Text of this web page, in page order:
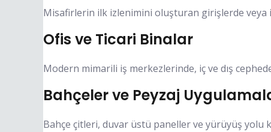
Misafirlerin ilk izlenimini oluşturan girişlerde veya
Ofis ve Ticari Binalar
Modern mimarili iş merkezlerinde, iç ve dış
Bahçeler ve Peyzaj
Bahçe çitleri, duvar üstü paneller ve yürüyüş yolu